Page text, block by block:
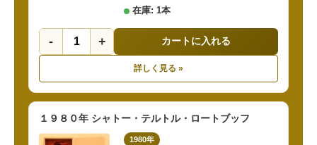
在庫: 1本
- + カートに入れる
詳しく見る »
１９８０年 シャトー・テルトル・ロートブッフ
1980年